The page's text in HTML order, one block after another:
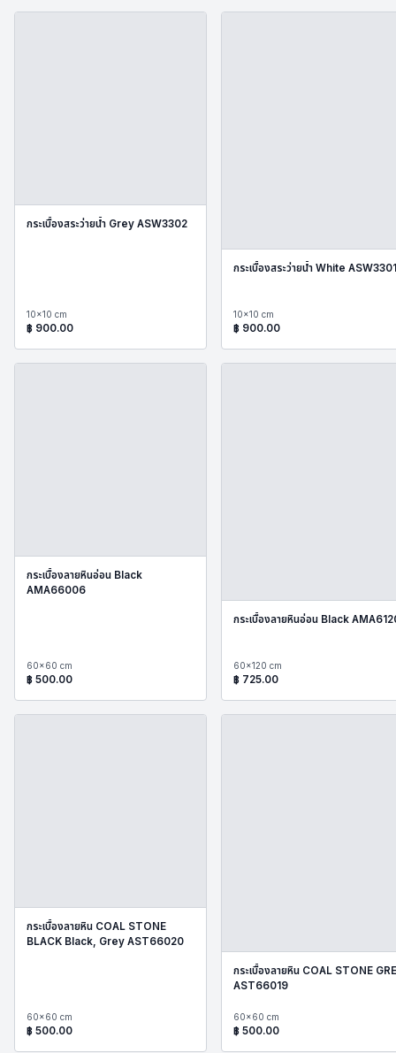
กระเบื้องสระว่ายน้ำ Grey ASW3302
10x10 cm
฿ 900.00
กระเบื้องสระว่ายน้ำ White ASW3301
10x10 cm
฿ 900.00
กระเบื้องลายหินอ่อน Black
AMA66006
60x60 cm
฿ 500.00
กระเบื้องลายหินอ่อน Black
60x120 cm
฿ 725.00
กระเบื้องลายหิน COAL STONE
BLACK Black, Grey AST66020
60x60 cm
฿ 500.00
กระเบื้องลายหิน COAL STONE
AST66019
60x60 cm
฿ 500.00